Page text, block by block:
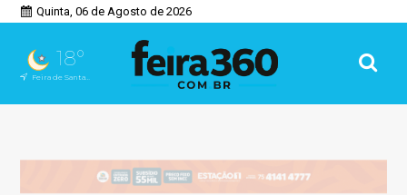
Quinta, 06 de Agosto de 2026
18°
Feira de Santana, BA